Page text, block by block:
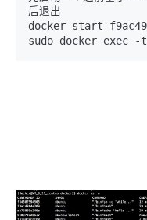
后退出
docker start